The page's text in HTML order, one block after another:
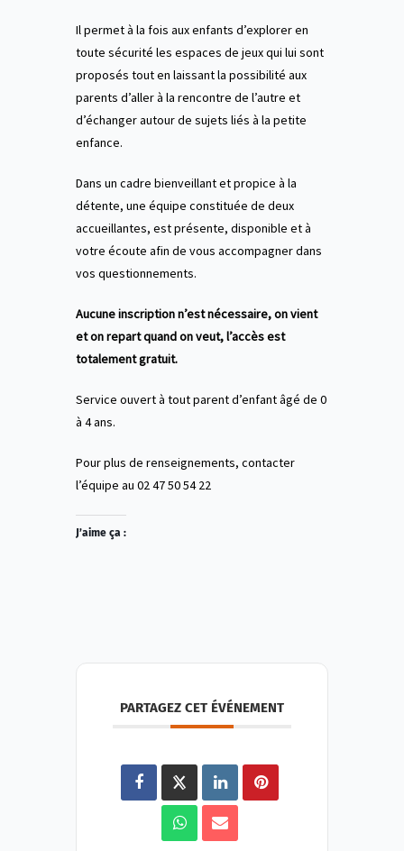
Il permet à la fois aux enfants d’explorer en
toute sécurité les espaces de jeux qui lui sont
proposés tout en laissant la possibilité aux
parents d’aller à la rencontre de l’autre et
d’échanger autour de sujets liés à la petite
enfance.
Dans un cadre bienveillant et propice à la
détente, une équipe constituée de deux
accueillantes, est présente, disponible et à
votre écoute afin de vous accompagner dans
vos questionnements.
Aucune inscription n’est nécessaire, on vient
et on repart quand on veut, l’accès est
totalement gratuit.
Service ouvert à tout parent d’enfant âgé de 0
à 4 ans.
Pour plus de renseignements, contacter
l’équipe au 02 47 50 54 22
J’aime ça :
PARTAGEZ CET ÉVÉNEMENT